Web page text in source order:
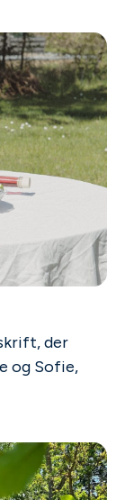
der
og Sofie,